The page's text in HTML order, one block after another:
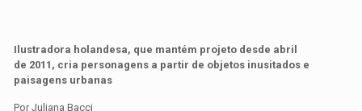
Ilustradora holandesa, que mantém projeto desde abril
de 2011, cria personagens a partir de objetos inusitados e
paisagens urbanas
Por Juliana Bacci